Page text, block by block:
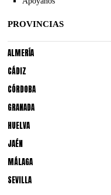
PROVINCIAS
ALMERÍA
CÁDIZ
CÓRDOBA
GRANADA
HUELVA
JAÉN
MÁLAGA
SEVILLA